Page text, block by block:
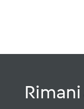
Rimani